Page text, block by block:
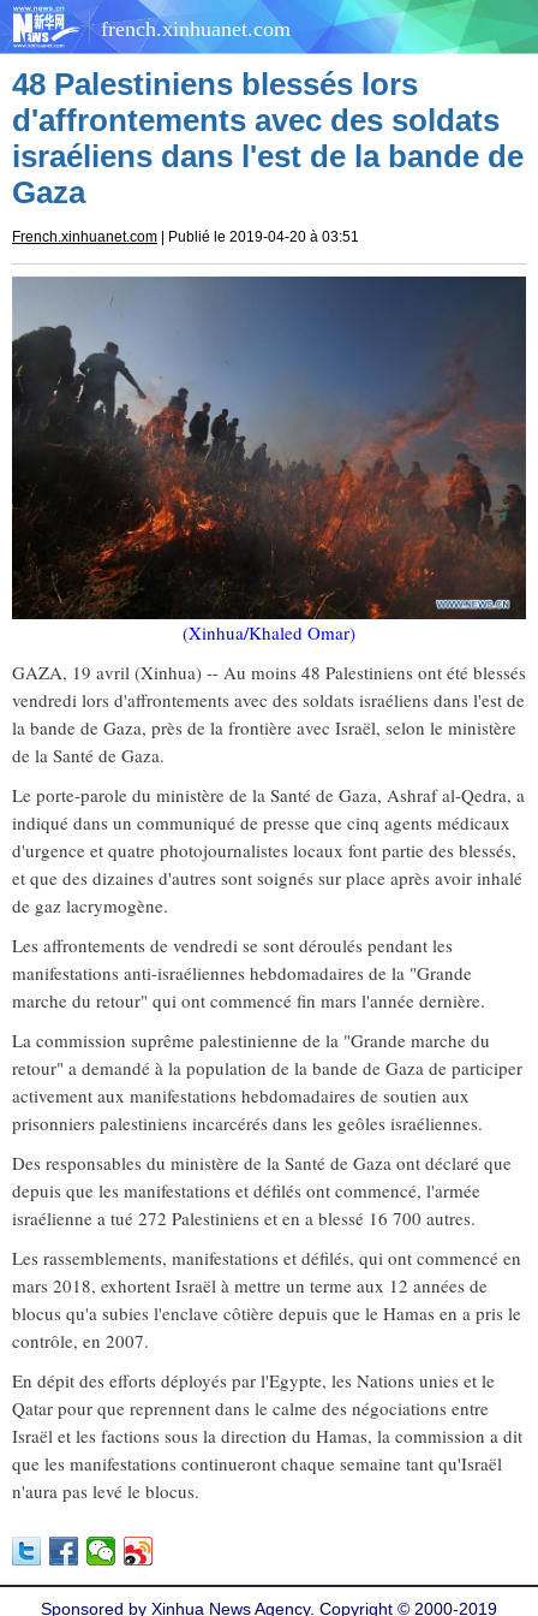
french.xinhuanet.com
48 Palestiniens blessés lors
d'affrontements avec des soldats
israéliens dans l'est de la bande de
Gaza
French.xinhuanet.com | Publié le 2019-04-20 à 03:51
(Xinhua/Khaled Omar)
GAZA, 19 avril (Xinhua) -- Au moins 48 Palestiniens ont été blessés
vendredi lors d'affrontements avec des soldats israéliens dans l'est de
la bande de Gaza, près de la frontière avec Israël, selon le ministère
de la Santé de Gaza.
Le porte-parole du ministère de la Santé de Gaza, Ashraf al-Qedra, a
indiqué dans un communiqué de presse que cinq agents médicaux
d'urgence et quatre photojournalistes locaux font partie des blessés,
et que des dizaines d'autres sont soignés sur place après avoir inhalé
de gaz lacrymogène.
Les affrontements de vendredi se sont déroulés pendant les
manifestations anti-israéliennes hebdomadaires de la "Grande
marche du retour" qui ont commencé fin mars l'année dernière.
La commission suprême palestinienne de la "Grande marche du
retour" a demandé à la population de la bande de Gaza de participer
activement aux manifestations hebdomadaires de soutien aux
prisonniers palestiniens incarcérés dans les geôles israéliennes.
Des responsables du ministère de la Santé de Gaza ont déclaré que
depuis que les manifestations et défilés ont commencé, l'armée
israélienne a tué 272 Palestiniens et en a blessé 16 700 autres.
Les rassemblements, manifestations et défilés, qui ont commencé en
mars 2018, exhortent Israël à mettre un terme aux 12 années de
blocus qu'a subies l'enclave côtière depuis que le Hamas en a pris le
contrôle, en 2007.
En dépit des efforts déployés par l'Egypte, les Nations unies et le
Qatar pour que reprennent dans le calme des négociations entre
Israël et les factions sous la direction du Hamas, la commission a dit
que les manifestations continueront chaque semaine tant qu'Israël
n'aura pas levé le blocus.
Sponsored by Xinhua News Agency. Copyright © 2000-2019